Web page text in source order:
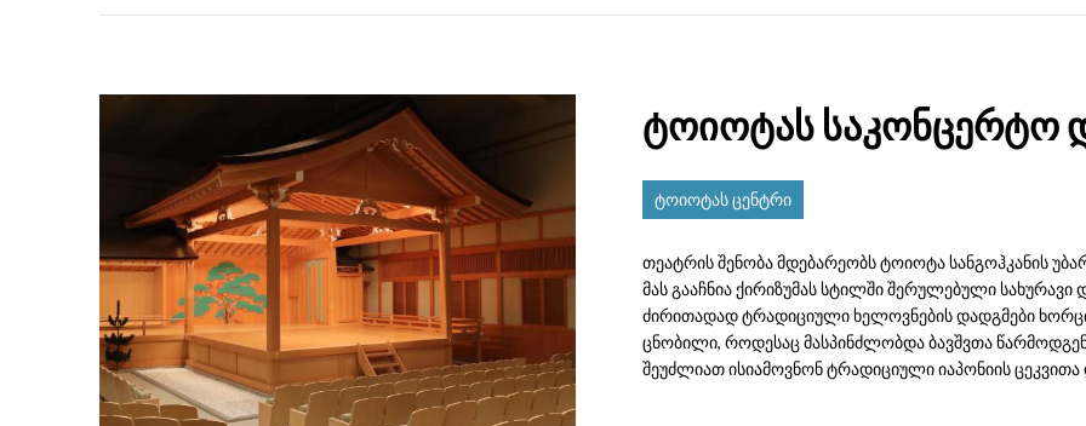
ტოიოტას საკონცერტო
ტოიოტას ცენტრი
თეატრის შენობა მდებარეობს ტოიოტა სანგოჰკანის
მას გააჩნია ქირიზუმას სტილში შერულებული სახურავი
ძირითადად ტრადიციული ხელოვნების დადგმები
ცნობილი, როდესაც მასპინძლობდა ბავშვთა
შეუძლიათ ისიამოვნონ ტრადიციული იაპონიის ცეკვითა